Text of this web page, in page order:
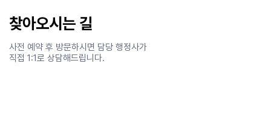
찾아오시는 길
사전 예약 후 방문하시면 담당 행정사가
직접 1:1로 상담해드립니다.